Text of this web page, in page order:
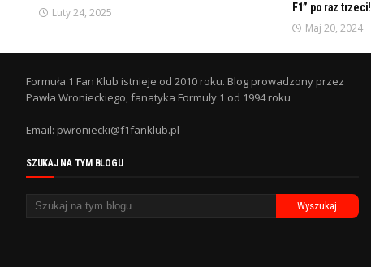
Luty 24, 2025
F1” po raz trzeci!
Maj 20, 2024
Formuła 1 Fan Klub istnieje od 2010 roku. Blog prowadzony przez
Pawła Wronieckiego, fanatyka Formuły 1 od 1994 roku
Email: pwroniecki@f1fanklub.pl
SZUKAJ NA TYM BLOGU